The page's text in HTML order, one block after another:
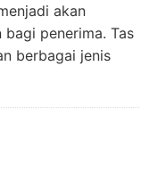
akan
penerima. Tas
berbagai jenis